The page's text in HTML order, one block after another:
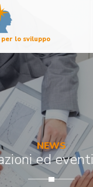
per lo sviluppo
NEWS
ed